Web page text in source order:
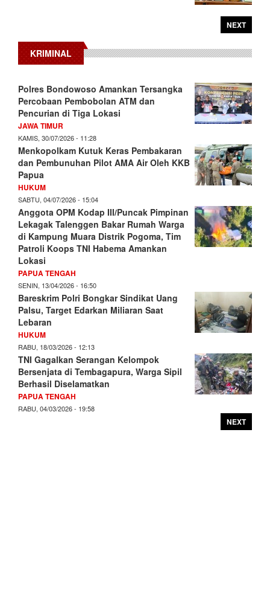
NEXT
KRIMINAL
Polres Bondowoso Amankan Tersangka
Percobaan Pembobolan ATM dan
Pencurian di Tiga Lokasi
JAWA TIMUR
KAMIS, 30/07/2026 - 11:28
Menkopolkam Kutuk Keras Pembakaran
dan Pembunuhan Pilot AMA Air Oleh KKB
Papua
HUKUM
SABTU, 04/07/2026 - 15:04
Anggota OPM Kodap III/Puncak Pimpinan
Lekagak Talenggen Bakar Rumah Warga
di Kampung Muara Distrik Pogoma, Tim
Patroli Koops TNI Habema Amankan
Lokasi
PAPUA TENGAH
SENIN, 13/04/2026 - 16:50
Bareskrim Polri Bongkar Sindikat Uang
Palsu, Target Edarkan Miliaran Saat
Lebaran
HUKUM
RABU, 18/03/2026 - 12:13
TNI Gagalkan Serangan Kelompok
Bersenjata di Tembagapura, Warga Sipil
Berhasil Diselamatkan
PAPUA TENGAH
RABU, 04/03/2026 - 19:58
NEXT